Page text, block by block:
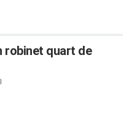
robinet quart de